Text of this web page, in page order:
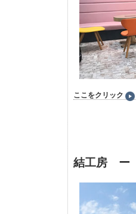
ここをクリック
結工房 ー